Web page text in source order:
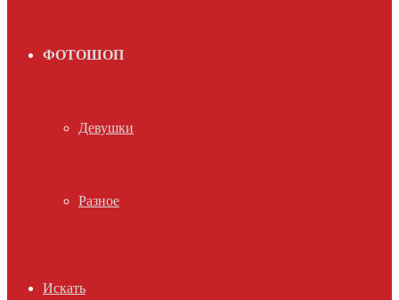
ФОТОШОП
Девушки
Разное
Искать